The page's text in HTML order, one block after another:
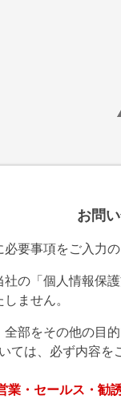
お問
要事項をご入力
の「個人情報保
ません。
部をその他の目
ては、必ず内容を
業・セールス・勧